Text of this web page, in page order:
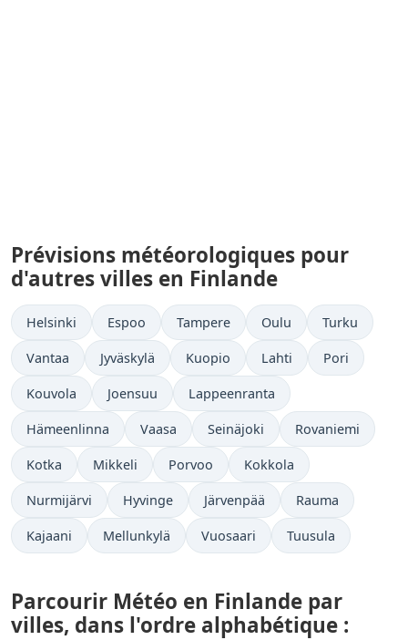
Prévisions météorologiques pour
d'autres villes en Finlande
Helsinki Espoo Tampere Oulu Turku
Vantaa Jyväskylä Kuopio Lahti Pori
Kouvola Joensuu Lappeenranta
Hämeenlinna Vaasa Seinäjoki Rovaniemi
Kotka Mikkeli Porvoo Kokkola
Nurmijärvi Hyvinge Järvenpää Rauma
Kajaani Mellunkylä Vuosaari Tuusula
Parcourir Météo en Finlande par
villes, dans l'ordre alphabétique :